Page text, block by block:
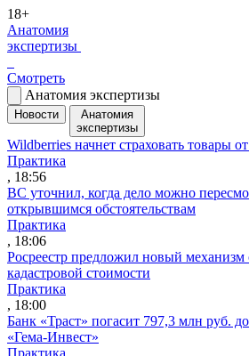
18+
Анатомия
экспертизы
Смотреть
Анатомия экспертизы
Новости
Анатомия
экспертизы
Wildberries начнет страховать товары
Практика
, 18:56
ВС уточнил, когда дело можно
открывшимся обстоятельствам
Практика
, 18:06
Росреестр предложил новый механизм
кадастровой стоимости
Практика
, 18:00
Банк «Траст» погасит 797,3 млн руб.
«Гема-Инвест»
Практика